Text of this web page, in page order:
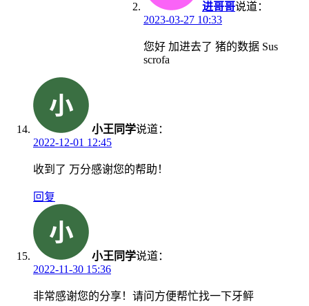
进哥哥说道：
2023-03-27 10:33
您好 加进去了 猪的数据 Sus
scrofa
小王同学说道：
2022-12-01 12:45
收到了 万分感谢您的帮助！
回复
小王同学说道：
2022-11-30 15:36
非常感谢您的分享！请问方便帮忙找一下牙鲆